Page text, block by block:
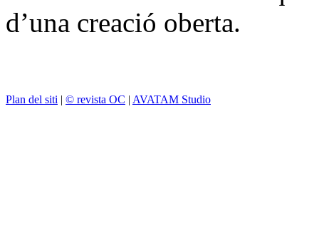
d’una creació oberta.
Plan del siti | © revista OC | AVATAM Studio